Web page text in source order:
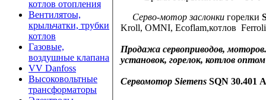
котлов отопления
Вентилятоы,
крыльчатки, трубки
котлов
Газовые,
воздушные клапана
VV Danfoss
Высоковольтные
трансформаторы
Серво-мотор заслонки горелки
Kroll, OMNI, Ecoflam,котлов
Продажа сервоприводов,
установок, горелок, котлов
Сервомотор Siemens SQN 30.401